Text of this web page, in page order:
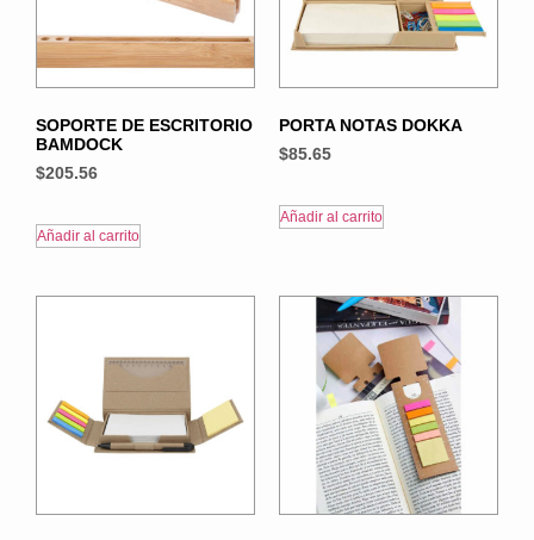
SOPORTE DE ESCRITORIO
BAMDOCK
$205.56
Añadir al carrito
PORTA NOTAS DOKKA
$85.65
Añadir al carrito